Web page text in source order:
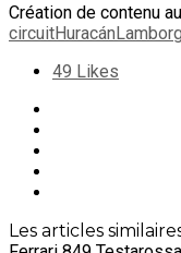
Création de contenu
circuitHuracán
49 Likes
Les articles